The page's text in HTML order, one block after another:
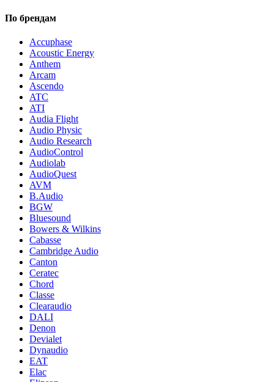
По брендам
Accuphase
Acoustic Energy
Anthem
Arcam
Ascendo
ATC
ATI
Audia Flight
Audio Physic
Audio Research
AudioControl
Audiolab
AudioQuest
AVM
B.Audio
BGW
Bluesound
Bowers & Wilkins
Cabasse
Cambridge Audio
Canton
Ceratec
Chord
Classe
Clearaudio
DALI
Denon
Devialet
Dynaudio
EAT
Elac